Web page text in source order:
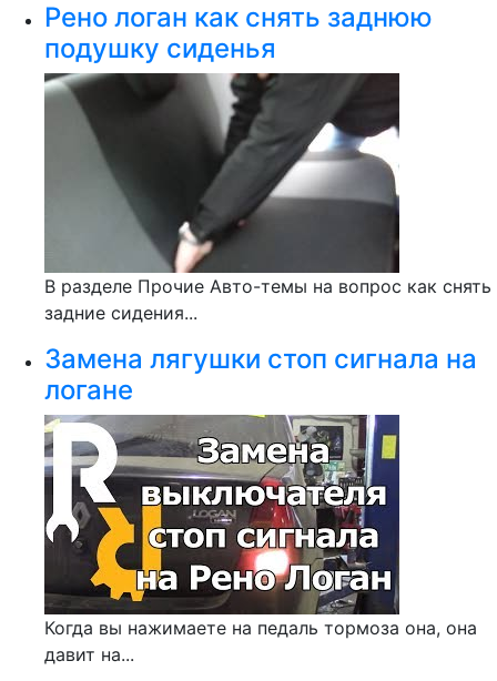
Рено логан как снять заднюю
подушку сиденья
В разделе Прочие Авто-темы на вопрос как снять
задние сидения...
Замена лягушки стоп сигнала на
логане
Когда вы нажимаете на педаль тормоза она, она
давит на...